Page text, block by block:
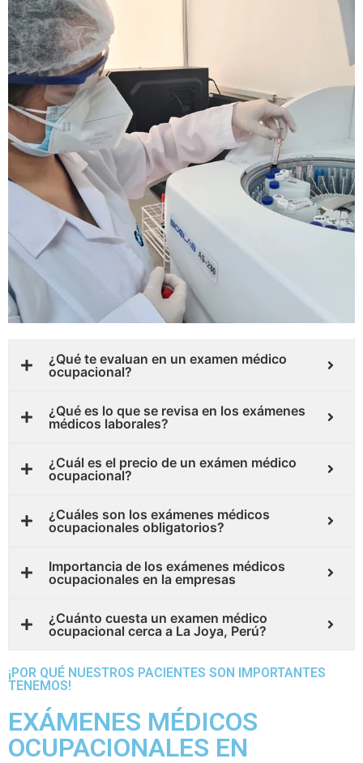
¿Qué te evaluan en un examen médico
ocupacional?
¿Qué es lo que se revisa en los exámenes
médicos laborales?
¿Cuál es el precio de un exámen médico
ocupacional?
¿Cuáles son los exámenes médicos
ocupacionales obligatorios?
Importancia de los exámenes médicos
ocupacionales en la empresas
¿Cuánto cuesta un examen médico
ocupacional cerca a La Joya, Perú?
¡POR QUÉ NUESTROS PACIENTES SON IMPORTANTES
TENEMOS!
EXÁMENES MÉDICOS
OCUPACIONALES EN